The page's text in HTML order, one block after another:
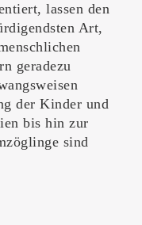
lassen den
Art,
geradezu
der Kinder und
bis hin zur
sind